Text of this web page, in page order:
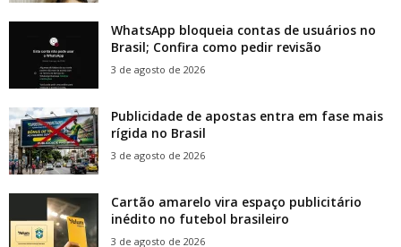
WhatsApp bloqueia contas de usuários no
Brasil; Confira como pedir revisão
3 de agosto de 2026
Publicidade de apostas entra em fase mais
rígida no Brasil
3 de agosto de 2026
Cartão amarelo vira espaço publicitário
inédito no futebol brasileiro
3 de agosto de 2026